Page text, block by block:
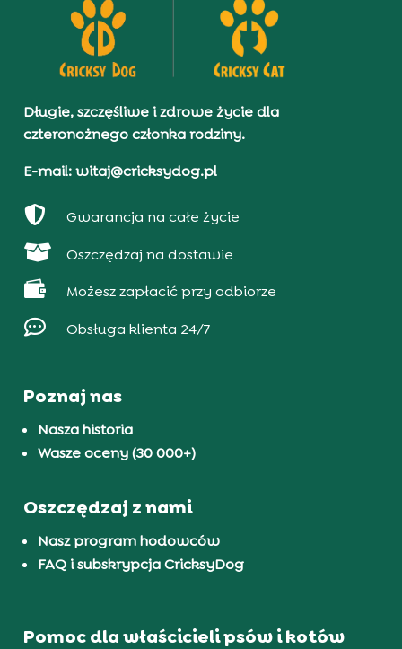
Długie, szczęśliwe i zdrowe życie dla
czteronożnego członka rodziny.
E-mail: witaj@cricksydog.pl
 Gwarancja na całe życie
 Oszczędzaj na dostawie
 Możesz zapłacić przy odbiorze
 Obsługa klienta 24/7
Poznaj nas
Nasza historia
Wasze oceny (30 000+)
Oszczędzaj z nami
Nasz program hodowców
FAQ i subskrypcja CricksyDog
Pomoc dla właścicieli psów i kotów